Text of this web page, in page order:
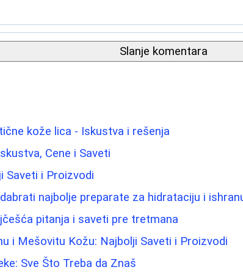
Slanje komentara
kože lica - Iskustva i rešenja
Cene i Saveti
Saveti i Proizvodi
najbolje preparate za hidrataciju i
pitanja i saveti pre tretmana
i Mešovitu Kožu: Najbolji Saveti i Proizvodi
Sve Što Treba da Znaš